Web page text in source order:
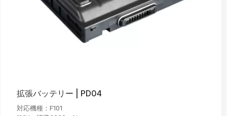
拡張バッテリー | PD04
対応機種：F101